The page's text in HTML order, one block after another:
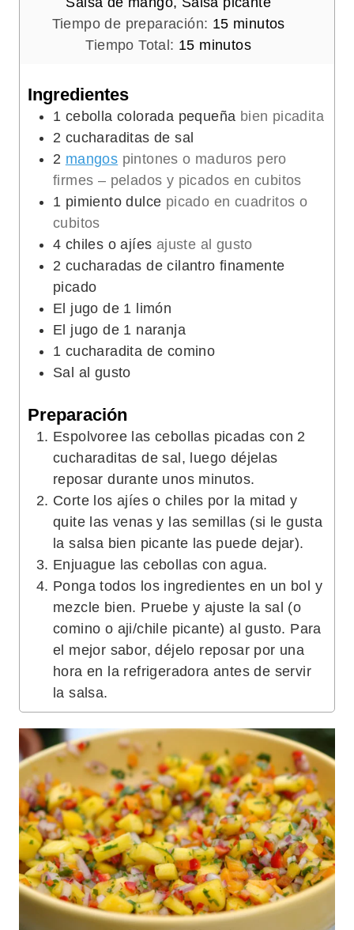
Tiempo de preparación: 15m
i
minutos
Tiempo Total: 15mminutos
Ingredientes
1 cebolla colorada pequeña bien picadita
2 cucharaditas de sal
2 mangos pintones o maduros pero
firmes – pelados y picados en cubitos
1 pimiento dulce picado en cuadritos o
cubitos
4 chiles o ajíes ajuste al gusto
2 cucharadas de cilantro finamente
picado
El jugo de 1 limón
El jugo de 1 naranja
1 cucharadita de comino
Sal al gusto
Preparación
Espolvoree las cebollas picadas con 2
cucharaditas de sal, luego déjelas
reposar durante unos minutos.
Corte los ajíes o chiles por la mitad y
quite las venas y las semillas (si le gusta
la salsa bien picante las puede dejar).
Enjuague las cebollas con agua.
Ponga todos los ingredientes en un bol y
mezcle bien. Pruebe y ajuste la sal (o
comino o aji/chile picante) al gusto. Para
el mejor sabor, déjelo reposar por una
hora en la refrigeradora antes de servir
la salsa.